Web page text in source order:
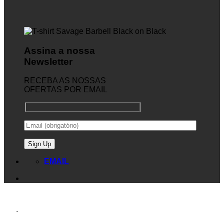
Assina a nossa
Newsletter
RECEBA AS NOSSAS
OFERTAS POR EMAIL
EMAIL